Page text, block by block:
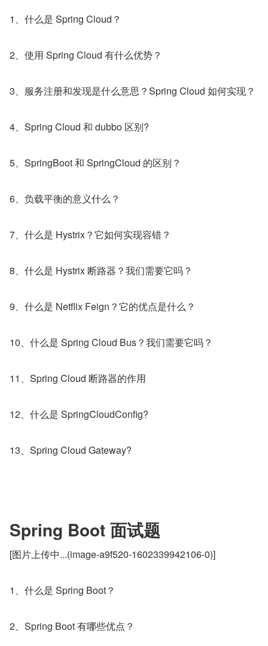
1、什么是 Spring Cloud？
2、使用 Spring Cloud 有什么优势？
3、服务注册和发现是什么意思？Spring Cloud 如何实现？
4、Spring Cloud 和 dubbo 区别?
5、SpringBoot 和 SpringCloud 的区别？
6、负载平衡的意义什么？
7、什么是 Hystrix？它如何实现容错？
8、什么是 Hystrix 断路器？我们需要它吗？
9、什么是 Netflix Feign？它的优点是什么？
10、什么是 Spring Cloud Bus？我们需要它吗？
11、Spring Cloud 断路器的作用
12、什么是 SpringCloudConfig?
13、Spring Cloud Gateway?
Spring Boot 面试题
[图片上传中...(image-a9f520-1602339942106-0)]
1、什么是 Spring Boot？
2、Spring Boot 有哪些优点？